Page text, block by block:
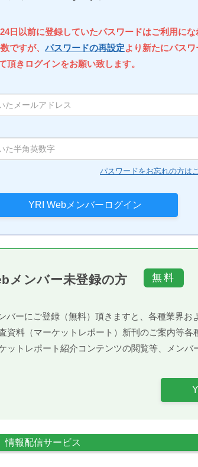
日以前に登録していたパスワードはご利用にな
ですが、 パスワードの再設定より新たにパスワ
頂きログインをお願い致します。
パスワードをお忘れの方は
メンバー未登録の方
バーにご登録（無料）頂きますと、各種業界
資料（マーケットレポート）新刊のご案内等各
ットレポート紹介コンテンツの閲覧等、メン
情報配信サービス